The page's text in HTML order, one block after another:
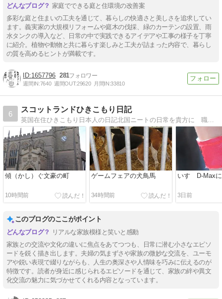
家庭でできる庭と住環境の改善案
多彩な庭と住まいの工夫を通じて、暮らしの快適さと美しさを追求してい
ます。義実家の大規模リフォームや庭木の伐採、緑のカーテンの設置、雨
水タンクの導入など、日常の中で実践できるアイデアや工事の様子を丁寧
に紹介。植物や動物と共に暮らす楽しみと工夫が詰まった内容で、暮らし
の質を高めるヒントが満載です。
1657796 281
週間IN:7640 週間OUT:29620 月間IN:33810
6
スコットランドひきこもり日記
傾（かし）ぐ文豪の町
10時間前
ゲームフェアの犬鳥馬
34時間前
いすゞD-Max
3日前
このブログのここがポイント
リアルな家族模様と笑いと感動
家族との交流や文化の違いに焦点をあてつつも、日常に潜む小さなエピソ
ードを鋭く描き出します。夫婦の気まずさや家族の微妙な交流を、ユーモ
アや鋭い表現で綴りながらも、人生の奥深さや人情味を巧みに伝えるのが
特徴です。読者が身近に感じられるエピソードを通じて、家族の絆や異文
化交流の魅力に気づかせてくれる内容となっています。